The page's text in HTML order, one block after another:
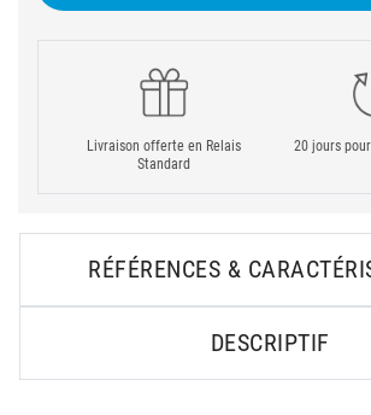
Livraison offerte en Relais
Standard
20 jours
RÉFÉRENCES &
DESCRIPTIF